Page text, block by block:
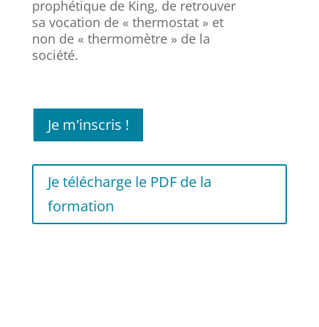
prophétique de King, de retrouver
sa vocation de « thermostat » et
non de « thermomètre » de la
société.
Je m'inscris !
Je télécharge le PDF de la
formation